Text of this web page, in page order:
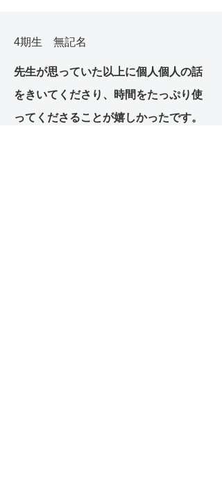
4期生 無記名
先生が思っていた以上に個人個人の話
をきいてくださり、時間をたっぷり使
ってくださることが嬉しかったです。